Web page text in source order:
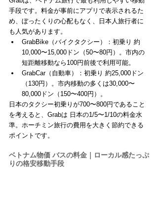
手段です。料金が事前にアプリで表示されるた
め、ぼったくりの心配もなく、日本人旅行者に
も人気があります。
GrabBike（バイクタクシー）：初乗り 約
10,000〜15,000ドン（50〜80円）。市内の
短距離移動なら100円前後で利用可能。
GrabCar（自動車）：初乗り 約25,000ドン
（130円）。市内移動の多くは30,000〜
80,000ドン（150〜400円）。
日本のタクシー初乗りが700〜800円であること
を考えると、Grabは 日本の1/5〜1/10の料金水
準。ホーチミン旅行の費用を大きく節約できる
ポイントです。
ベトナム物価 バスの料金｜ローカル感たっぷ
りの格安移動手段